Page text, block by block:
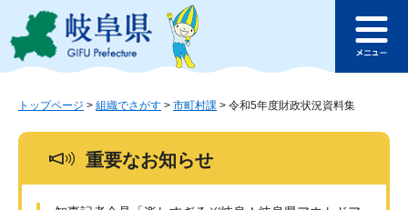
ジ
ュ
このページの本文へ
ュ
トップページ > 組織でさがす > 市町村課 > 令和5年度財政状況資料集
重要なお知らせ